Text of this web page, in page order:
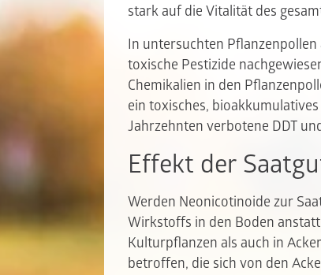
stark auf die Vitalität des
In untersuchten
toxische Pestizide
Chemikalien in den
ein toxisches,
Jahrzehnten verbotene DDT
Effekt der
Werden Neonicotinoide zur
Wirkstoffs in den Boden
Kulturpflanzen als auch in
betroffen, die sich von den